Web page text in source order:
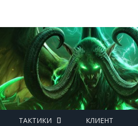
ТАКТИКИ КЛИЕНТ